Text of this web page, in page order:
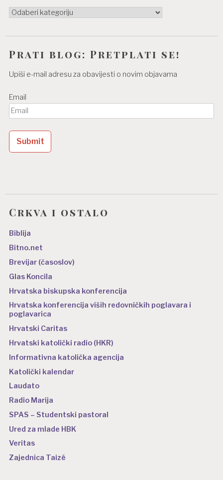
Kategorije
Prati blog: Pretplati se!
Upiši e-mail adresu za obavijesti o novim objavama
Email
Crkva i ostalo
Biblija
Bitno.net
Brevijar (časoslov)
Glas Koncila
Hrvatska biskupska konferencija
Hrvatska konferencija viših redovničkih poglavara i
poglavarica
Hrvatski Caritas
Hrvatski katolički radio (HKR)
Informativna katolička agencija
Katolički kalendar
Laudato
Radio Marija
SPAS – Studentski pastoral
Ured za mlade HBK
Veritas
Zajednica Taizé